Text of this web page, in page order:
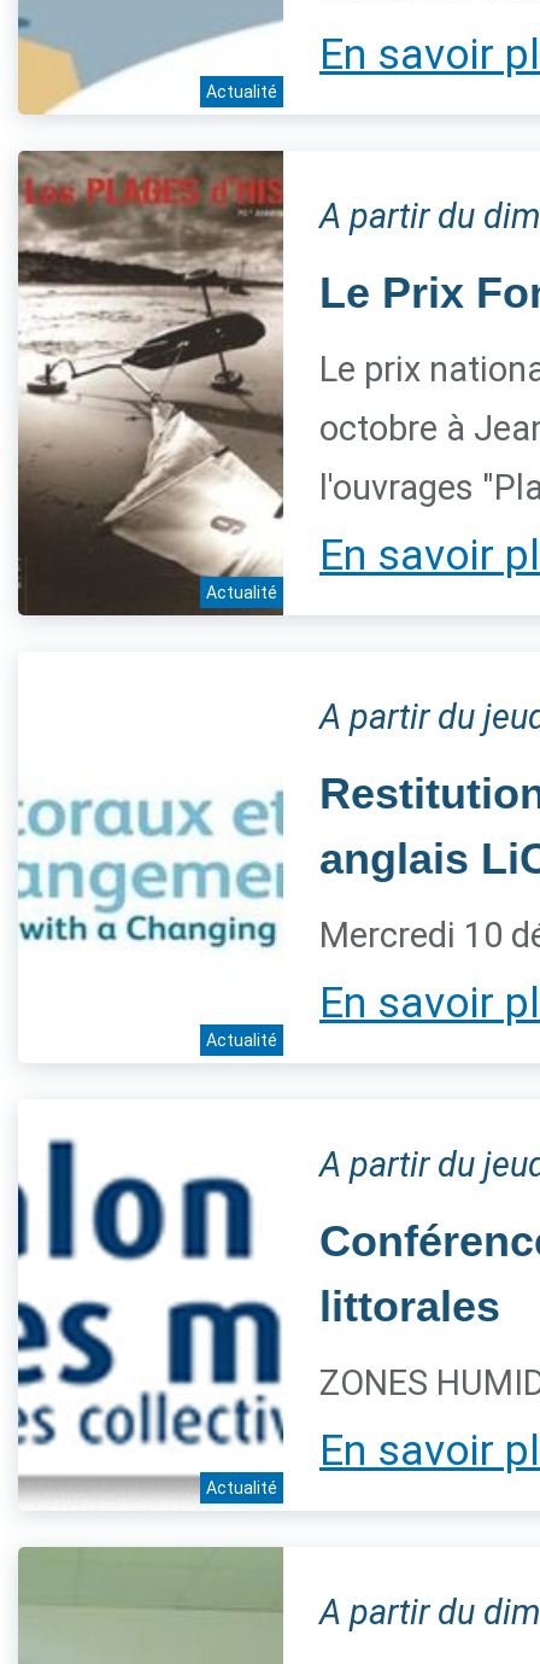
Actualité
En savoir
Actualité
A partir du
Le Prix
Le prix
octobre à
l'ouvrages
En savoir
Actualité
A partir du
anglais
Mercredi 10
En savoir
Actualité
A partir du
littorales
ZONES
En savoir
A partir du